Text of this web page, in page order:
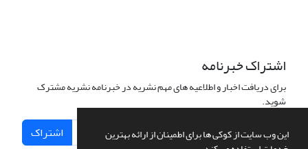
این وب سایت از کوکی ها برای اطمینان از ارائه بهترین
اشتراک خبرنامه
برای دریافت اخبار و اطلاعیه های مهم نشریه در خبرنامه نشریه مشترک
شوید.
اشتراک